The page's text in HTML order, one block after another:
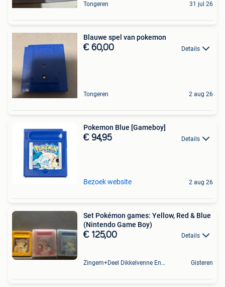
Tongeren 31 jul 26
Blauwe spel van pokemon
€ 60,00 Details
Tongeren 2 aug 26
Pokemon Blue [Gameboy]
€ 94,95 Details
Bezoek website 2 aug 26
Set Pokémon games: Yellow, Red & Blue
(Nintendo Game Boy)
€ 125,00 Details
Zingem+Deel Dikkelvenne En Nederzwalm-Hermelgem Gisteren